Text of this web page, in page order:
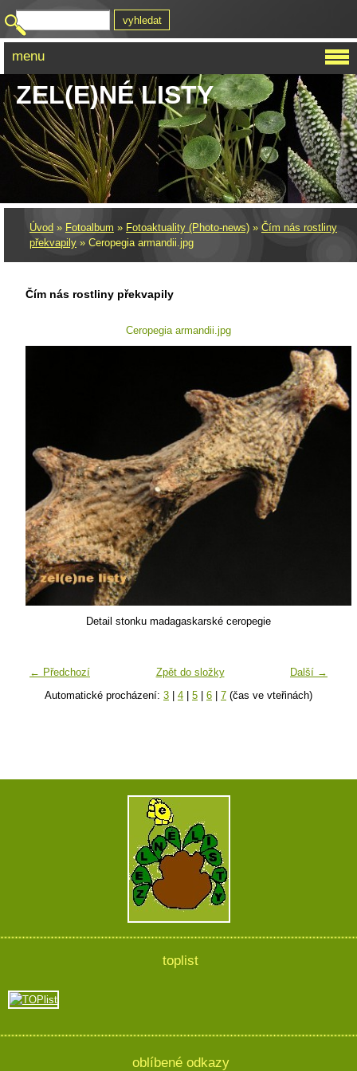
ZEL(E)NÉ LISTY
Úvod » Fotoalbum » Fotoaktuality (Photo-news) » Čím nás rostliny
překvapily » Ceropegia armandii.jpg
Čím nás rostliny překvapily
Ceropegia armandii.jpg
Detail stonku madagaskarské ceropegie
← Předchozí Další →
Zpět do složky
Automatické procházení: 3 | 4 | 5 | 6 | 7 (čas ve vteřinách)
menu
toplist
oblíbené odkazy